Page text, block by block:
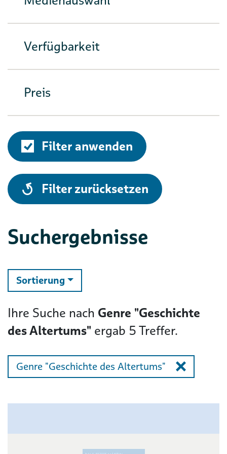
Verfügbarkeit
Preis
Filter anwenden
alle
Filter zurücksetzen
Suchergebnisse
Sortierung ändern
Ihre Suche nach Genre "Geschichte
des Altertums" ergab 5Treffer.
Genre "Geschichte des Altertums"